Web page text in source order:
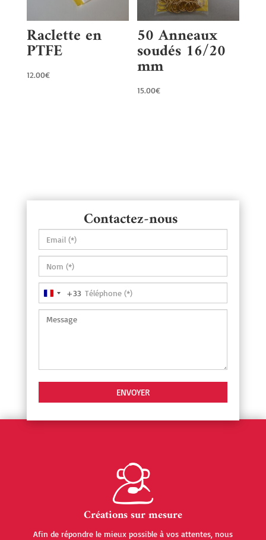
Raclette en
PTFE
12.00€
50 Anneaux
soudés 16/20
mm
15.00€
Contactez-nous
France
+33
+33
Créations sur mesure
Afin de répondre le mieux possible à vos attentes, nous